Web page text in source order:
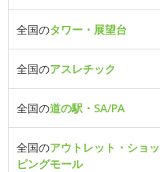
全国のタワー・展望台
全国のアスレチック
全国の道の駅・SA/PA
全国のアウトレット・ショッ
ピングモール